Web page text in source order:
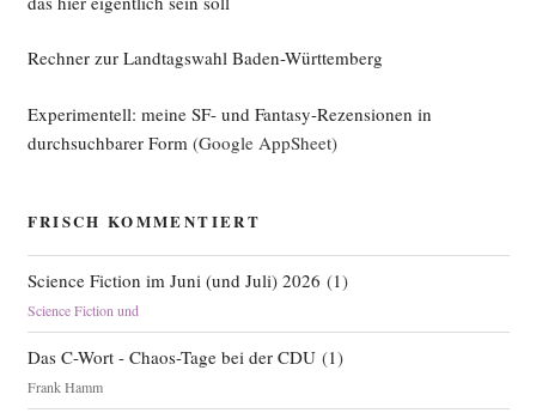
Rechner zur Landtagswahl Baden-Württemberg
Experimentell: meine SF- und Fantasy-Rezensionen in
durchsuchbarer Form (Google AppSheet)
FRISCH KOMMENTIERT
Science Fiction im Juni (und Juli) 2026 (1)
Science Fiction und
Das C-Wort - Chaos-Tage bei der CDU(1)
Frank Hamm